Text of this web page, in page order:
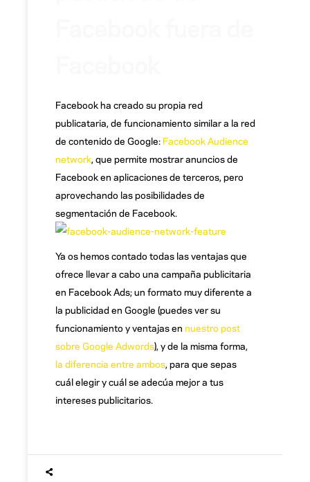
Facebook ha creado su propia red
publicataria, de funcionamiento similar a la red
de contenido de Google: Facebook Audience
network, que permite mostrar anuncios de
Facebook en aplicaciones de terceros, pero
aprovechando las posibilidades de
segmentación de Facebook.
Ya os hemos contado todas las ventajas que
ofrece llevar a cabo una campaña publicitaria
en Facebook Ads; un formato muy diferente a
la publicidad en Google (puedes ver su
funcionamiento y ventajas en nuestro post
sobre Google Adwords), y de la misma forma,
la diferencia entre ambos, para que sepas
cuál elegir y cuál se adecúa mejor a tus
intereses publicitarios.